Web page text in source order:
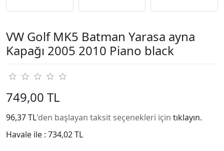
VW Golf MK5 Batman Yarasa ayna
Kapağı 2005 2010 Piano black
749,00 TL
96,37 TL'den başlayan taksit seçenekleri için tıklayın.
Havale ile : 734,02 TL